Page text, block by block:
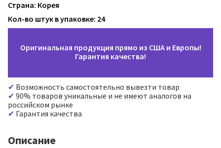
Страна: Корея
Кол-во штук в упаковке: 24
Оригинальная продукция прямо из США и Европы!
Гарантия качества!
Возможность самостоятельно вывезти товар
90% товаров уникальные и не имеют аналогов на
российском рынке
Гарантия качества
Описание